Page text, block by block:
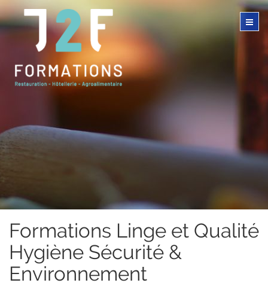
Formations Linge et Qualité
Hygiène Sécurité &
Environnement